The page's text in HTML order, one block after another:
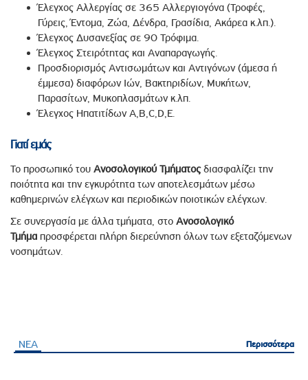
Έλεγχος Αλλεργίας σε 365 Αλλεργιογόνα (Τροφές,
Γύρεις, Έντομα, Ζώα, Δένδρα, Γρασίδια, Ακάρεα κ.λπ.).
Έλεγχος Δυσανεξίας σε 90 Τρόφιμα.
Έλεγχος Στειρότητας και Αναπαραγωγής.
Προσδιορισμός Αντισωμάτων και Αντιγόνων (άμεσα ή
έμμεσα) διαφόρων Ιών, Βακτηριδίων, Μυκήτων,
Παρασίτων, Μυκοπλασμάτων κ.λπ.
Έλεγχος Ηπατιτίδων Α,Β,C,D,E.
Γιατί εμάς
Το προσωπικό του Ανοσολογικού Τμήματοςδιασφαλίζει την
ποιότητα και την εγκυρότητα των αποτελεσμάτων μέσω
καθημερινών ελέγχων και περιοδικών ποιοτικών ελέγχων.
Σε συνεργασία με άλλα τμήματα, στο Ανοσολογικό
Τμήμα προσφέρεται πλήρη διερεύνηση όλων των εξεταζόμενων
νοσημάτων.
ΝΕΑ Περισσότερα
Περισσότερα